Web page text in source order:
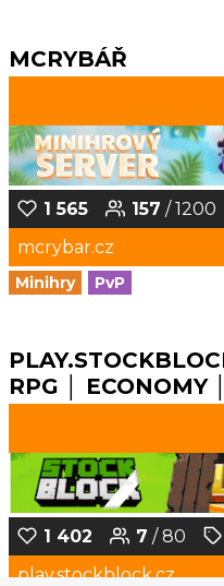
MCRYBÁŘ
1 565 157 / 1200
mcrybar.cz
Minihry PvP
RPG │ ECONOMY
1 402 7 / 80
play.stockblock.cz